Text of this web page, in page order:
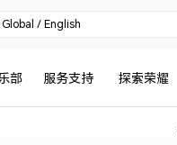
Global / English
部 服务支持 探索荣耀